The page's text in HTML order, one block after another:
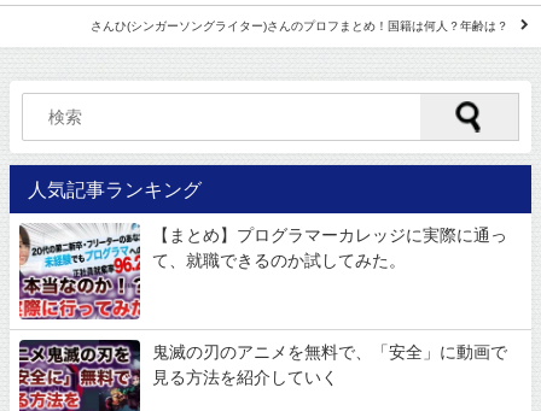
さんひ(シンガーソングライター)さんのプロフまとめ！国籍は何人？年齢は？
人気記事ランキング
【まとめ】プログラマーカレッジに実際に通っ
て、就職できるのか試してみた。
鬼滅の刃のアニメを無料で、「安全」に動画で
見る方法を紹介していく